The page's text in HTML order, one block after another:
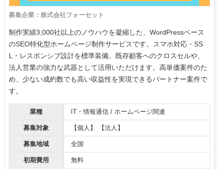
募集企業：株式会社フォーセット
制作実績3,000社以上のノウハウを凝縮した、WordPressベース
のSEO特化型ホームページ制作サービスです。スマホ対応・SS
L・レスポンシブ設計を標準装備。既存顧客へのクロスセルや、
法人営業の強力な武器として活用いただけます。高単価案件のた
め、少ない成約数でも高い収益性を実現できるパートナー案件で
す。
業種 IT・情報通信 / ホームページ関連
募集対象 【個人】 【法人】
募集地域 全国
初期費用 無料